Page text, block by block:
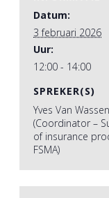
Datum:
3 februari 2026
Uur:
12:00 - 14:00
SPREKER(S)
Yves Van
(Coordinator –
of insurance
FSMA)